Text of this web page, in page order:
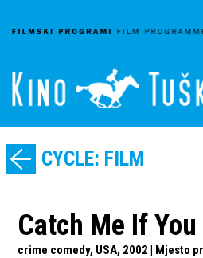
CYCLE: FILM
Catch Me If You
crime comedy, USA, 2002 | Mjesto